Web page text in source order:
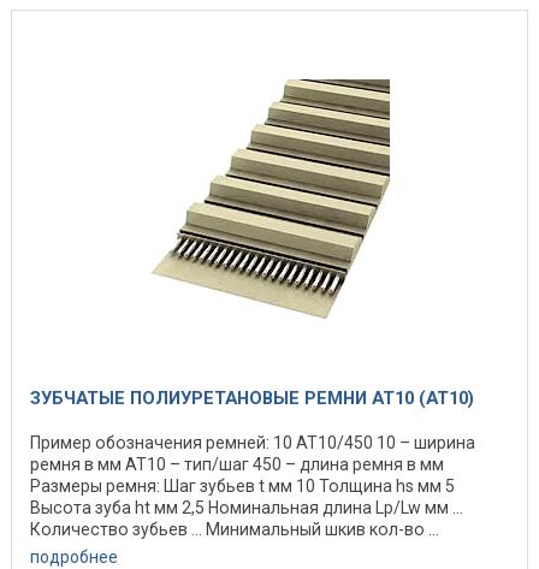
ЗУБЧАТЫЕ ПОЛИУРЕТАНОВЫЕ РЕМНИ AT10 (АТ10)
Пример обозначения ремней: 10 АТ10/450 10 – ширина
ремня в мм АТ10 – тип/шаг 450 – длина ремня в мм
Размеры ремня: Шаг зубьев t мм 10 Толщина hs мм 5
Высота зуба ht мм 2,5 Номинальная длина Lp/Lw мм ...
Количество зубьев ... Минимальный шкив кол-во ...
подробнее